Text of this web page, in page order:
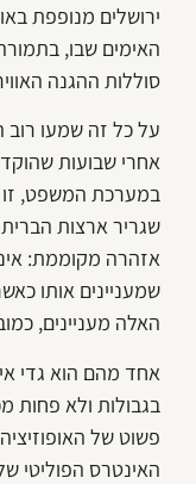
ירושלים מנופפת
האימים שבו,
סוללות ההגנה
על כל זה שמעו רוב
אחרי שבועות
במערכת המשפט, זו
שגריר ארצות
אזהרה מקוממת:
שמעניינים אותו
האלה מעניינים,
אחד מהם הוא גדי
בגבולות ולא
פשוט של
האינטרס הפוליטי